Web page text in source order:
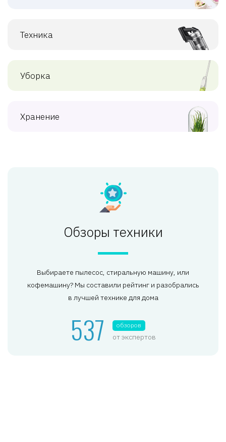
Техника
Уборка
Хранение
Обзоры техники
Выбираете пылесос, стиральную машину, или
кофемашину? Мы составили рейтинг и разобрались
в лучшей технике для дома
537 обзоров
от экспертов